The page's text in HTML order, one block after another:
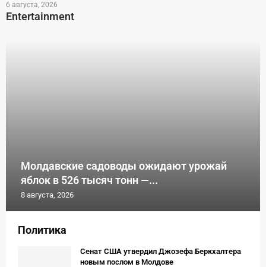
6 августа, 2026
Entertainment
Молдавские садоводы ожидают урожай
яблок в 526 тысяч тонн —...
8 августа, 2026
Политика
Сенат США утвердил Джозефа Беркхалтера
новым послом в Молдове